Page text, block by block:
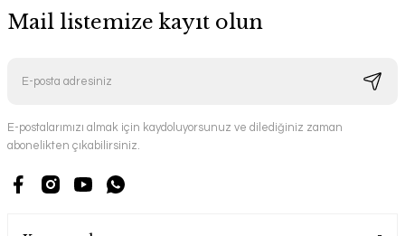
Mail listemize kayıt olun
E-postalarımızı almak için kaydoluyorsunuz ve dilediğiniz zaman
abonelikten çıkabilirsiniz.